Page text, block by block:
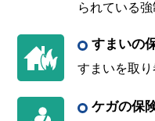
られている
すまいの
すまいを取
ケガの保